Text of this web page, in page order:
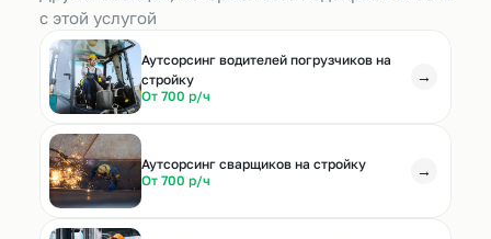
с этой услугой
Аутсорсинг водителей погрузчиков на
стройку
От 700 р/ч
→
Аутсорсинг сварщиков на стройку
От 700 р/ч
→